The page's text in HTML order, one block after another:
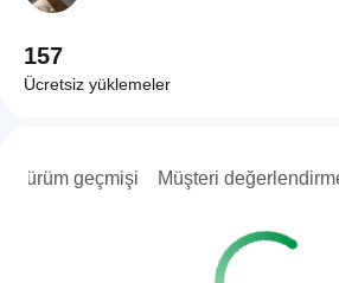
Sürüm geçmişi Müşteri
157
Ücretsiz yüklemeler